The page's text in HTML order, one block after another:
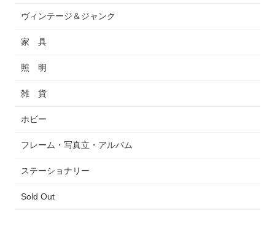
ヴィンテージ＆ジャンク
家 具
照 明
雑 貨
ホビー
フレーム・写真立・アルバム
ステーショナリー
Sold Out